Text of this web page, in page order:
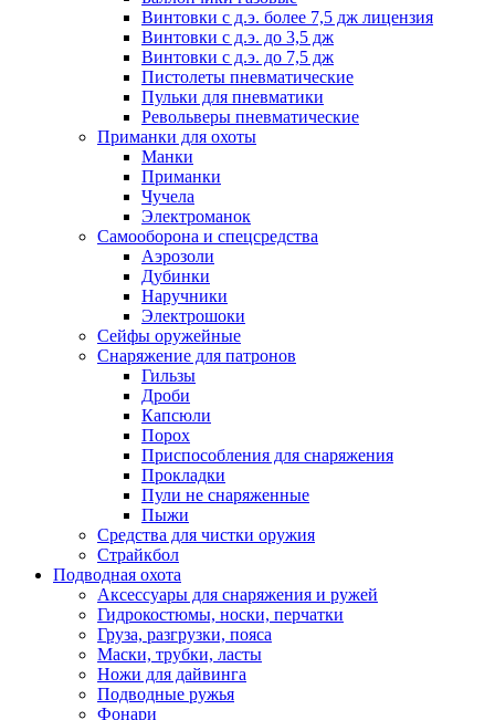
Винтовки с д.э. более 7,5 дж лицензия
Винтовки с д.э. до 3,5 дж
Винтовки с д.э. до 7,5 дж
Пистолеты пневматические
Пульки для пневматики
Револьверы пневматические
Приманки для охоты
Манки
Приманки
Чучела
Электроманок
Самооборона и спецсредства
Аэрозоли
Дубинки
Наручники
Электрошоки
Сейфы оружейные
Снаряжение для патронов
Гильзы
Дроби
Капсюли
Порох
Приспособления для снаряжения
Прокладки
Пули не снаряженные
Пыжи
Средства для чистки оружия
Страйкбол
Подводная охота
Аксессуары для снаряжения и ружей
Гидрокостюмы, носки, перчатки
Груза, разгрузки, пояса
Маски, трубки, ласты
Ножи для дайвинга
Подводные ружья
Фонари